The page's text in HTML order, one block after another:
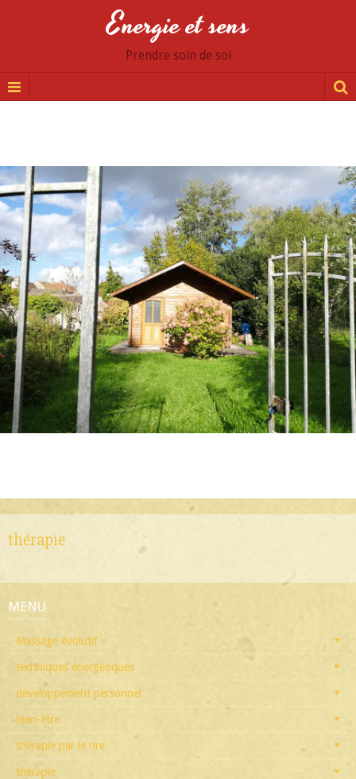
Energie et sens
Prendre soin de soi
thérapie
MENU
Massage évolutif
techniques énergétiques
développement personnel
bien-être
thérapie par le rire
thérapie